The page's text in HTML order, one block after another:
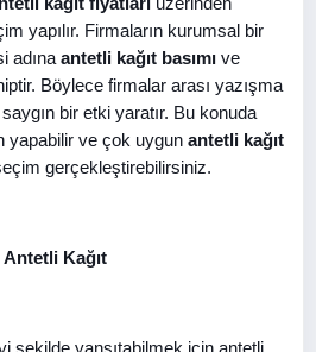
yapılır. Firmaların kurumsal bir
adına antetli kağıt basımı ve
Böylece firmalar arası yazışma
bir etki yaratır. Bu konuda
yapabilir ve çok uygun antetli kağıt
gerçekleştirebilirsiniz.
Kağıt
şekilde yansıtabilmek için antetli